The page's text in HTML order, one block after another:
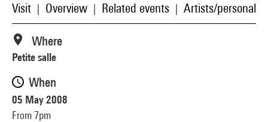
Visit Overview Related events Artists/
Where
Petite salle
When
05 May 2008
From 7pm